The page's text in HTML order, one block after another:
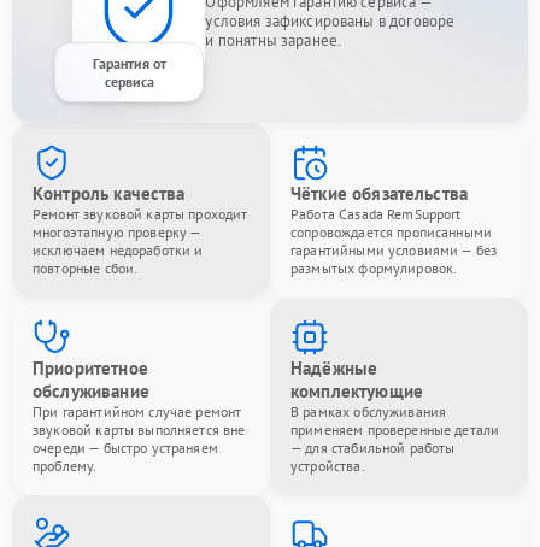
Гарантия от
сервиса
условия зафиксированы в договоре
и понятны заранее.
Контроль качества
Ремонт звуковой карты проходит
многоэтапную проверку —
исключаем недоработки и
повторные сбои.
Чёткие обязательства
Работа Casada RemSupport
сопровождается прописанными
гарантийными условиями — без
размытых формулировок.
Приоритетное
обслуживание
При гарантийном случае ремонт
звуковой карты выполняется вне
очереди — быстро устраняем
проблему.
Надёжные
комплектующие
В рамках обслуживания
применяем проверенные детали
— для стабильной работы
устройства.